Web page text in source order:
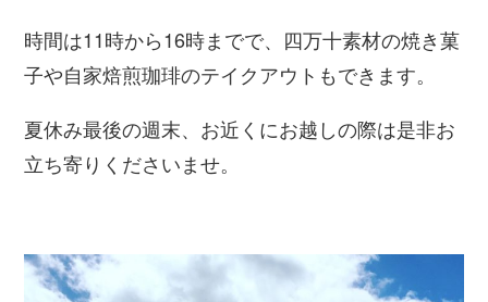
時間は11時から16時までで、四万十素材の焼き菓
子や自家焙煎珈琲のテイクアウトもできます。
夏休み最後の週末、お近くにお越しの際は是非お
立ち寄りくださいませ。